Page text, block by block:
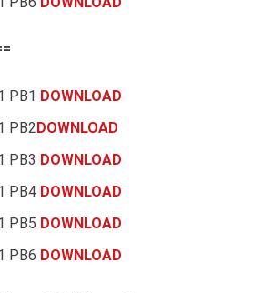
PB1 DOWNLOAD
PB2DOWNLOAD
PB3 DOWNLOAD
PB4 DOWNLOAD
PB5 DOWNLOAD
PB6 DOWNLOAD